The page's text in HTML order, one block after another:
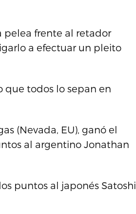
pelea frente al retador
a efectuar un pleito
que todos lo sepan en
(Nevada, EU), ganó el
al argentino Jonathan
puntos al japonés Satoshi